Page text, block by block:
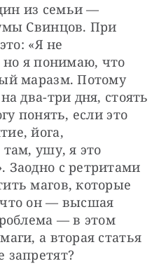
из семьи —
Свинцов. При
«Я не
но я понимаю, что
маразм. Потому
два-три дня, стоять
понять, если это
йога,
там, ушу, я это
Заодно с ретритами
магов, которые
он — высшая
— в этом
а вторая статья